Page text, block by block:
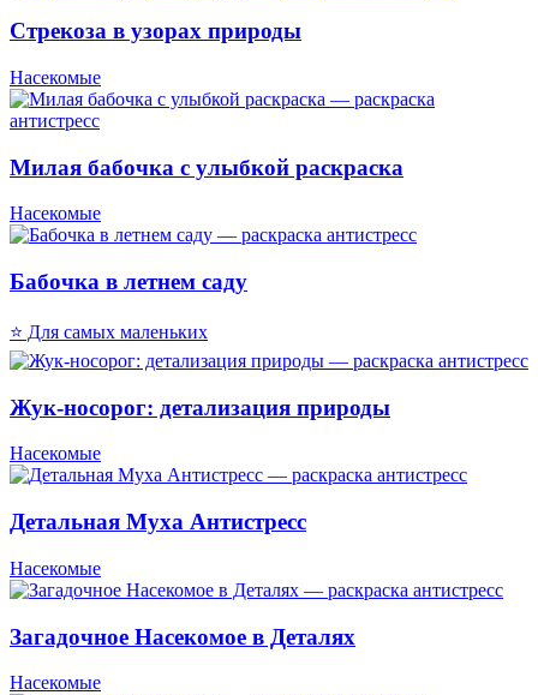
Стрекоза в узорах природы
Насекомые
Милая бабочка с улыбкой раскраска
Насекомые
Бабочка в летнем саду
⭐ Для самых маленьких
Жук-носорог: детализация природы
Насекомые
Детальная Муха Антистресс
Насекомые
Загадочное Насекомое в Деталях
Насекомые